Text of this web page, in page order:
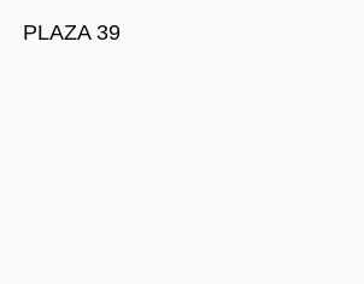
PLAZA 39